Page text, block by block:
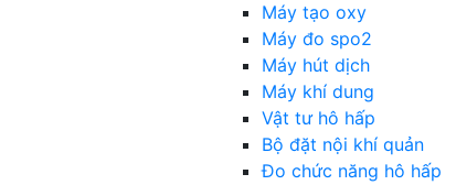
Máy tạo oxy
Máy đo spo2
Máy hút dịch
Máy khí dung
Vật tư hô hấp
Bộ đặt nội khí quản
Đo chức năng hô hấp